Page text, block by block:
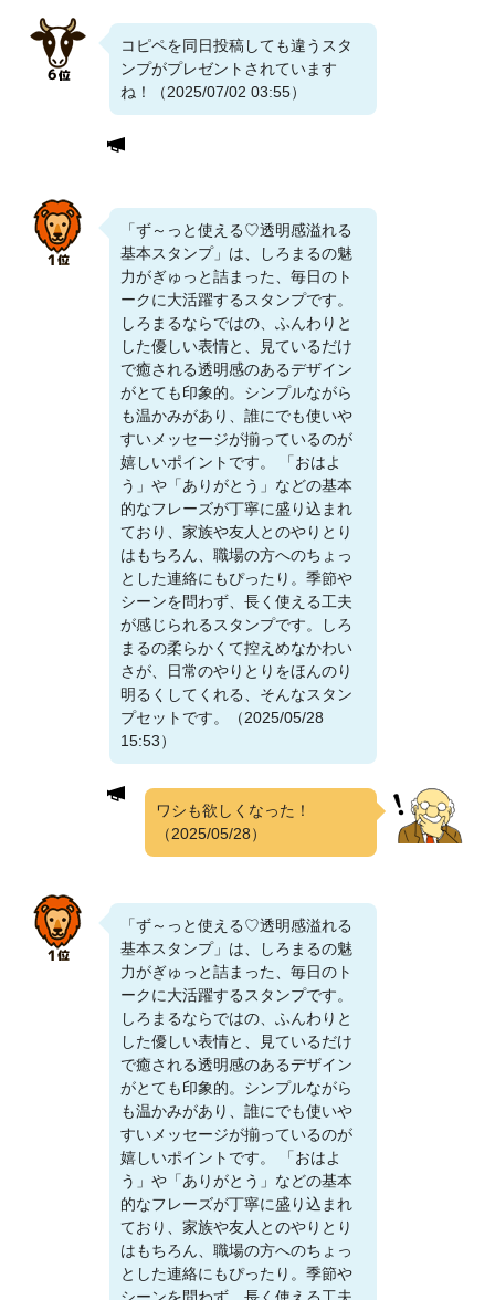
コピペを同日投稿しても違うスタ
ンプがプレゼントされています
ね！（2025/07/02 03:55）
「ず～っと使える♡透明感溢れる
基本スタンプ」は、しろまるの魅
力がぎゅっと詰まった、毎日のト
ークに大活躍するスタンプです。
しろまるならではの、ふんわりと
した優しい表情と、見ているだけ
で癒される透明感のあるデザイン
がとても印象的。シンプルながら
も温かみがあり、誰にでも使いや
すいメッセージが揃っているのが
嬉しいポイントです。 「おはよ
う」や「ありがとう」などの基本
的なフレーズが丁寧に盛り込まれ
ており、家族や友人とのやりとり
はもちろん、職場の方へのちょっ
とした連絡にもぴったり。季節や
シーンを問わず、長く使える工夫
が感じられるスタンプです。しろ
まるの柔らかくて控えめなかわい
さが、日常のやりとりをほんのり
明るくしてくれる、そんなスタン
プセットです。（2025/05/28
15:53）
ワシも欲しくなった！
（2025/05/28）
「ず～っと使える♡透明感溢れる
基本スタンプ」は、しろまるの魅
力がぎゅっと詰まった、毎日のト
ークに大活躍するスタンプです。
しろまるならではの、ふんわりと
した優しい表情と、見ているだけ
で癒される透明感のあるデザイン
がとても印象的。シンプルながら
も温かみがあり、誰にでも使いや
すいメッセージが揃っているのが
嬉しいポイントです。 「おはよ
う」や「ありがとう」などの基本
的なフレーズが丁寧に盛り込まれ
ており、家族や友人とのやりとり
はもちろん、職場の方へのちょっ
とした連絡にもぴったり。季節や